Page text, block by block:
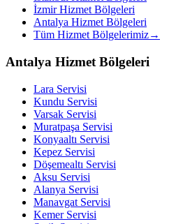
İzmir Hizmet Bölgeleri
Antalya Hizmet Bölgeleri
Tüm Hizmet Bölgelerimiz→
Antalya Hizmet Bölgeleri
Lara Servisi
Kundu Servisi
Varsak Servisi
Muratpaşa Servisi
Konyaaltı Servisi
Kepez Servisi
Döşemealtı Servisi
Aksu Servisi
Alanya Servisi
Manavgat Servisi
Kemer Servisi